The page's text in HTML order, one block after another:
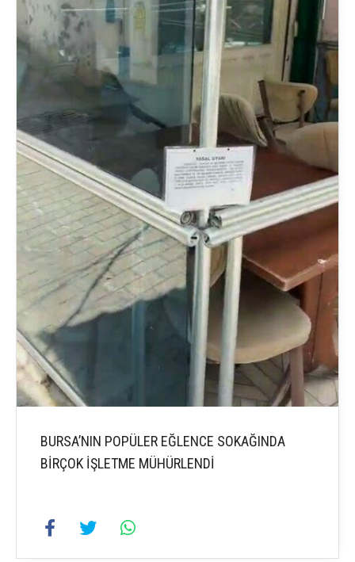
BURSA’NIN POPÜLER EĞLENCE SOKAĞINDA
BİRÇOK İŞLETME MÜHÜRLENDİ